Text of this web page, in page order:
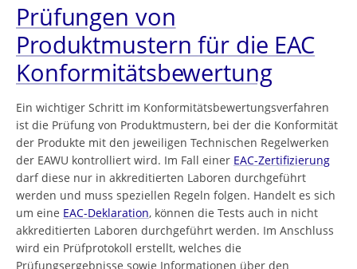
Prüfungen von
Produktmustern für die EAC
Konformitätsbewertung
Ein wichtiger Schritt im Konformitätsbewertungsverfahren
ist die Prüfung von Produktmustern, bei der die Konformität
der Produkte mit den jeweiligen Technischen Regelwerken
der EAWU kontrolliert wird. Im Fall einer EAC-Zertifizierung
darf diese nur in akkreditierten Laboren durchgeführt
werden und muss speziellen Regeln folgen. Handelt es sich
um eine EAC-Deklaration, können die Tests auch in nicht
akkreditierten Laboren durchgeführt werden. Im Anschluss
wird ein Prüfprotokoll erstellt, welches die
Prüfungsergebnisse sowie Informationen über den